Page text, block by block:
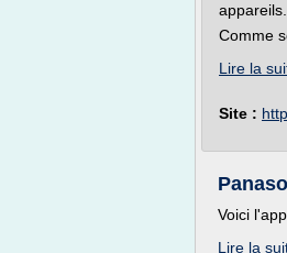
appareils.
Comme
Lire la
Site :
Voici
Lire la